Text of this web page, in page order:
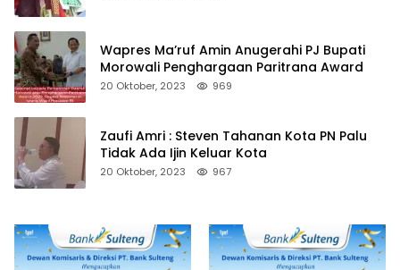
Wapres Ma’ruf Amin Anugerahi PJ Bupati
Morowali Penghargaan Paritrana Award
20 Oktober, 2023 969
Zaufi Amri : Steven Tahanan Kota PN Palu
Tidak Ada Ijin Keluar Kota
20 Oktober, 2023 967